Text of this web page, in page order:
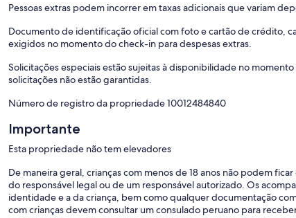
Pessoas extras podem incorrer em taxas adicionais que variam
Documento de identificação oficial com foto e cartão de crédito,
exigidos no momento do check-in para despesas extras.
Solicitações especiais estão sujeitas à disponibilidade no
solicitações não estão garantidas.
Número de registro da propriedade 10012484840
Importante
Esta propriedade não tem elevadores
De maneira geral, crianças com menos de 18 anos não podem
do responsável legal ou de um responsável autorizado. Os
identidade e a da criança, bem como qualquer documentação
com crianças devem consultar um consulado peruano para